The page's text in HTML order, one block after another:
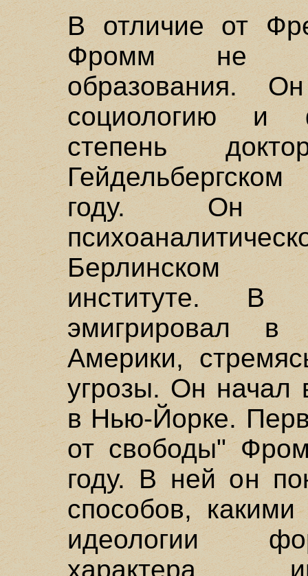
В отличие от
Фромм не
образования.
социологию и
степень
году. Он
Берлинском
институте.
эмигрировал в
Америки,
угрозы. Он начал
в Нью-Йорке.
от свободы"
году. В ней он
способов,
идеологии
характера